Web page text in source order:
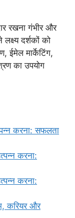
रखना गंभीर और
दर्शकों को
ईमेल मार्केटिंग,
का उपयोग
करना: सफलता
करना:
करना:
करियर और